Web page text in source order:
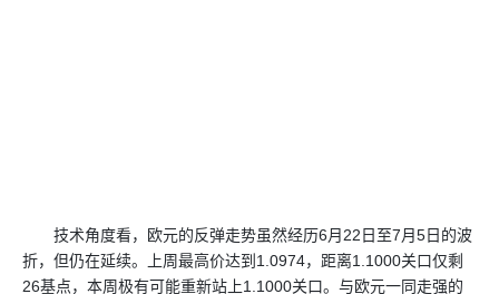
技术角度看，欧元的反弹走势虽然经历6月22日至7月5日的波
折，但仍在延续。上周最高价达到1.0974，距离1.1000关口仅剩
26基点，本周极有可能重新站上1.1000关口。与欧元一同走强的